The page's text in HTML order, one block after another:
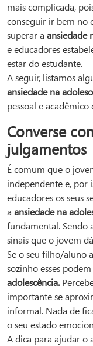
mais complicada,
conseguir ir bem no
superar a ansiedade
e educadores
estar do estudante.
A seguir, listamos
ansiedade na
pessoal e
Converse
julgamentos
É comum que o
independente e, por
educadores os seus
a ansiedade na
fundamental. Sendo
sinais que o jovem
Se o seu filho/aluno
sozinho esses
adolescência.
importante se
informal. Nada de
o seu estado
A dica para ajudar o